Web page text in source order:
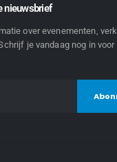
nieuwsbrief
over evenementen,
je vandaag nog in voor